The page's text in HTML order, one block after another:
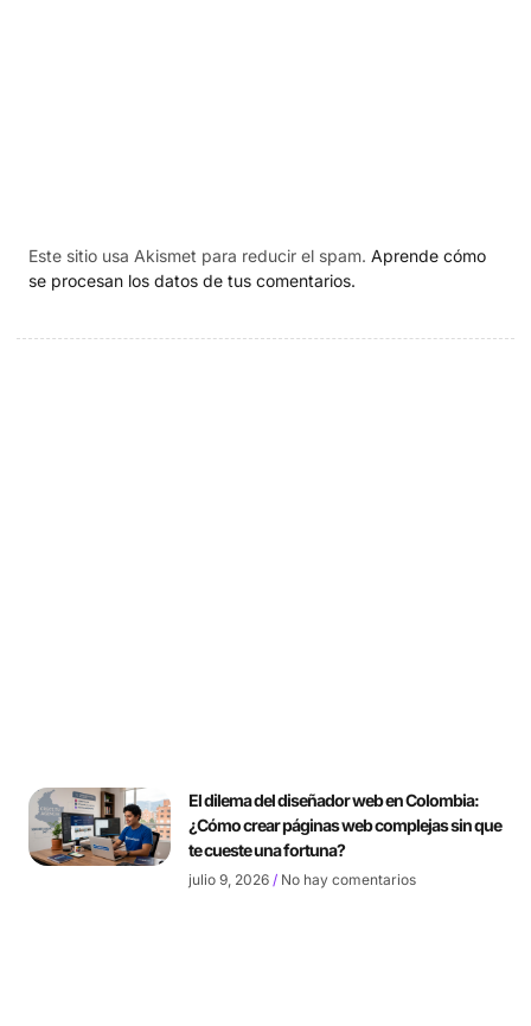
Este sitio usa Akismet para reducir el spam. Aprende cómo
se procesan los datos de tus comentarios.
El dilema del diseñador web en Colombia:
¿Cómo crear páginas web complejas sin que
te cueste una fortuna?
julio 9, 2026 No hay comentarios